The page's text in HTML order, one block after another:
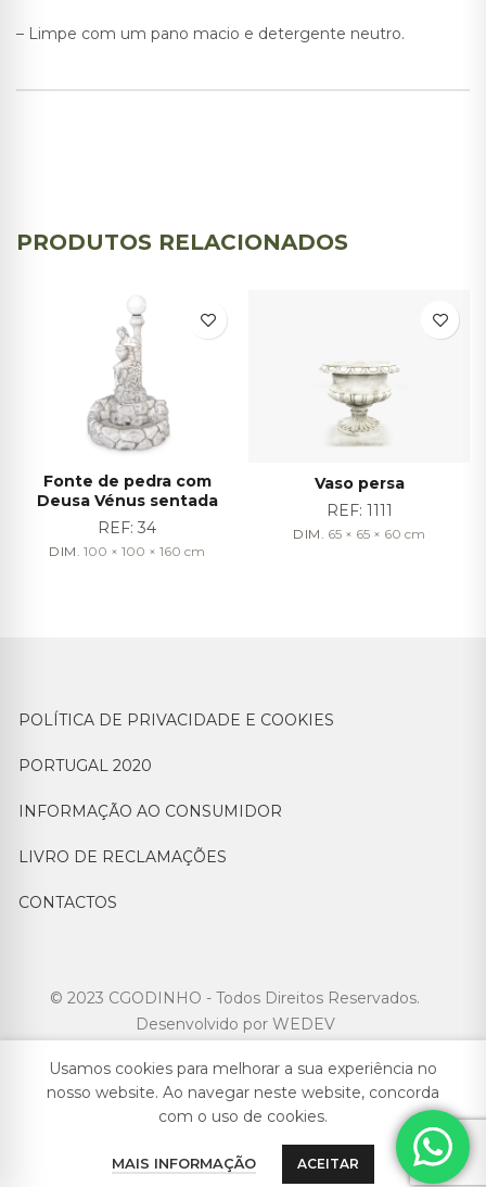
– Limpe com um pano macio e detergente neutro.
PRODUTOS RELACIONADOS
Fonte de pedra com
Deusa Vénus sentada
REF: 34
DIM. 100 × 100 × 160 cm
Vaso persa
REF: 1111
DIM. 65 × 65 × 60 cm
POLÍTICA DE PRIVACIDADE E COOKIES
PORTUGAL 2020
INFORMAÇÃO AO CONSUMIDOR
LIVRO DE RECLAMAÇÕES
CONTACTOS
© 2023 CGODINHO - Todos Direitos Reservados.
Desenvolvido por WEDEV
Usamos cookies para melhorar a sua experiência no
nosso website. Ao navegar neste website, concorda
com o uso de cookies.
MAIS INFORMAÇÃO ACEITAR
Français Português Español